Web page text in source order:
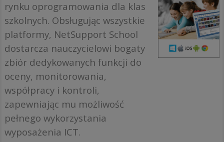
rynku oprogramowania dla klas
szkolnych. Obsługując wszystkie
platformy, NetSupport School
dostarcza nauczycielowi bogaty
zbiór dedykowanych funkcji do
oceny, monitorowania,
współpracy i kontroli,
zapewniając mu możliwość
pełnego wykorzystania
wyposażenia ICT.